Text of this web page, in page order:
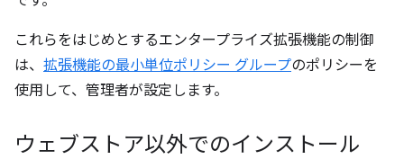
これらをはじめとするエンタープライズ拡張機能の制御
は、 拡張機能の最小単位ポリシー グループのポリシーを
使用して、管理者が設定します。
ウェブストア以外でのインストール